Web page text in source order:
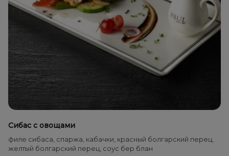
Сибас с овощами
филе сибаса, спаржа, кабачки, красный болгарский перец,
желтый болгарский перец, соус бер блан